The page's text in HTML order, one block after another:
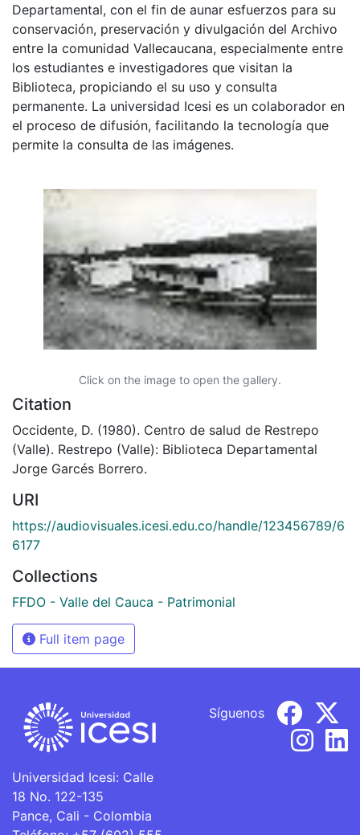
Departamental, con el fin de aunar esfuerzos para su
conservación, preservación y divulgación del Archivo
entre la comunidad Vallecaucana, especialmente entre
los estudiantes e investigadores que visitan la
Biblioteca, propiciando el su uso y consulta
permanente. La universidad Icesi es un colaborador en
el proceso de difusión, facilitando la tecnología que
permite la consulta de las imágenes.
Click on the image to open the gallery.
Citation
Occidente, D. (1980). Centro de salud de Restrepo
(Valle). Restrepo (Valle): Biblioteca Departamental
Jorge Garcés Borrero.
URI
https://audiovisuales.icesi.edu.co/handle/123456789/6
6177
Collections
FFDO - Valle del Cauca - Patrimonial
Full item page
Universidad Icesi: Calle
18 No. 122-135
Pance, Cali - Colombia
Síguenos